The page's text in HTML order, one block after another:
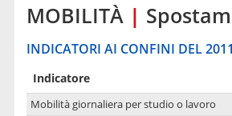
MOBILITÀ |
INDICATORI AI CONFINI DEL 2011
Indicatore
Mobilità giornaliera per studio o lavoro